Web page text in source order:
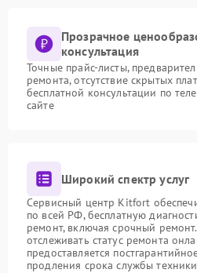
Прозрачное
консультация
Точные прайс-листы,
ремонта, отсутствие скрытых
бесплатной консультации по
сайте
Широкий спектр услуг
Сервисный центр Kitfort
по всей РФ, бесплатную
ремонт, включая срочный
отслеживать статус ремонта
предоставляется
продления срока службы техники